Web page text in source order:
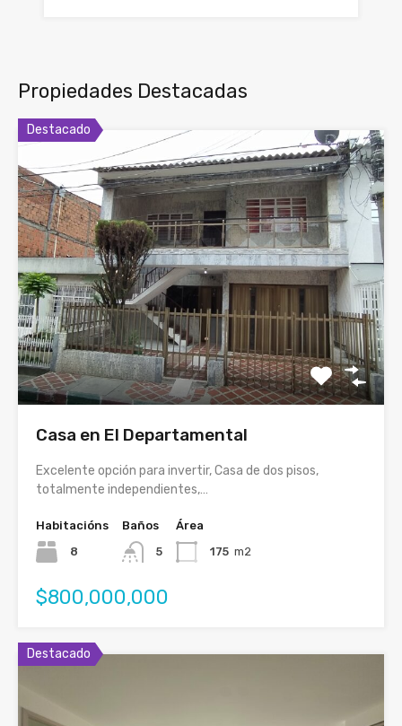
Propiedades Destacadas
Destacado
Casa en El Departamental
Excelente opción para invertir, Casa de dos pisos,
totalmente independientes,…
Habitacións
8
Baños
5
Área
175 m2
$800,000,000
Destacado